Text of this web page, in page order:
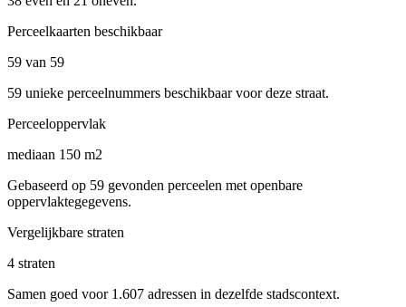
Perceelkaarten beschikbaar
59 van 59
59 unieke perceelnummers beschikbaar voor deze straat.
Perceeloppervlak
mediaan 150 m2
Gebaseerd op 59 gevonden perceelen met openbare
oppervlaktegegevens.
Vergelijkbare straten
4 straten
Samen goed voor 1.607 adressen in dezelfde stadscontext.